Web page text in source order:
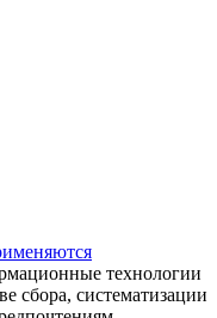
технологии
сбора, систематизации